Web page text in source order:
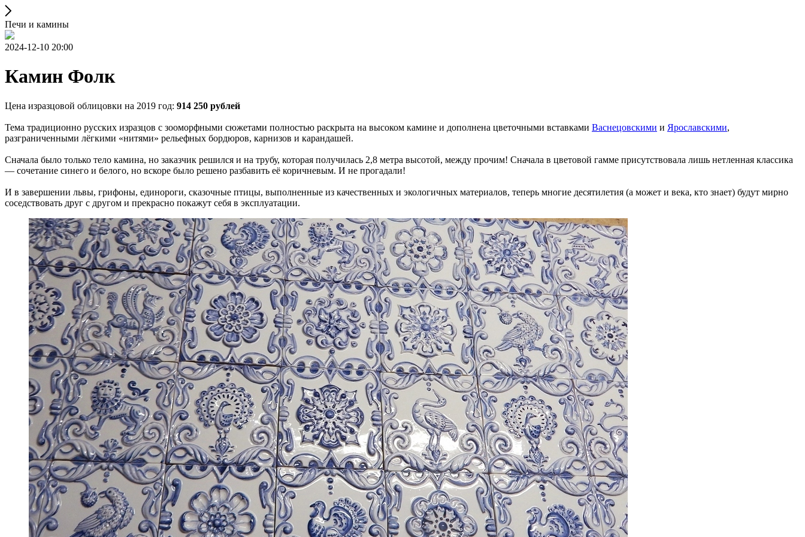
Печи и камины
2024-12-10 20:00
Камин Фолк
Цена изразцовой облицовки на 2019 год: 914 250 рублей
Тема традиционно русских изразцов с зооморфными сюжетами полностью раскрыта на высоком камине и дополнена цветочными вставками Васнецовскими и Ярославскими,
разграниченными лёгкими «нитями» рельефных бордюров, карнизов и карандашей.
Сначала было только тело камина, но заказчик решился и на трубу, которая получилась 2,8 метра высотой, между прочим! Сначала в цветовой гамме присутствовала лишь нетленная классика
— сочетание синего и белого, но вскоре было решено разбавить её коричневым. И не прогадали!
И в завершении львы, грифоны, единороги, сказочные птицы, выполненные из качественных и экологичных материалов, теперь многие десятилетия (а может и века, кто знает) будут мирно
соседствовать друг с другом и прекрасно покажут себя в эксплуатации.